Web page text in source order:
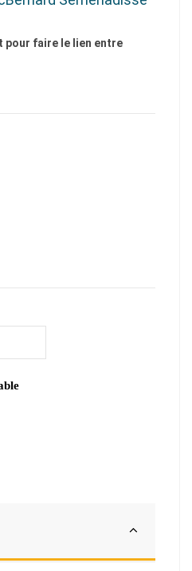
pour faire le lien entre